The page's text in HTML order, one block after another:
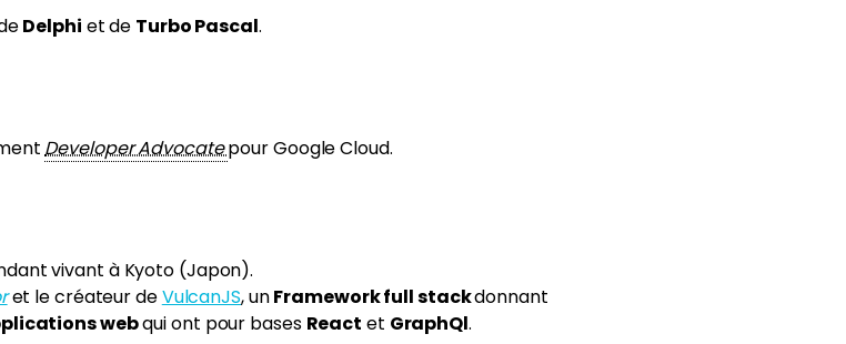
Delphi et de Turbo Pascal.
Developer Advocatepour Google Cloud.
vivant à Kyoto (Japon).
et le créateur deVulcanJS, unFramework full stackdonnant
webqui ont pour bases React et GraphQl.